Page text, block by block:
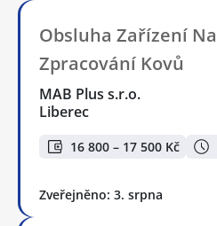
Obsluha Zařízení Na
Zpracování Kovů
MAB Plus s.r.o.
Liberec
16 800 – 17 500 Kč
Zveřejněno: 3. srpna